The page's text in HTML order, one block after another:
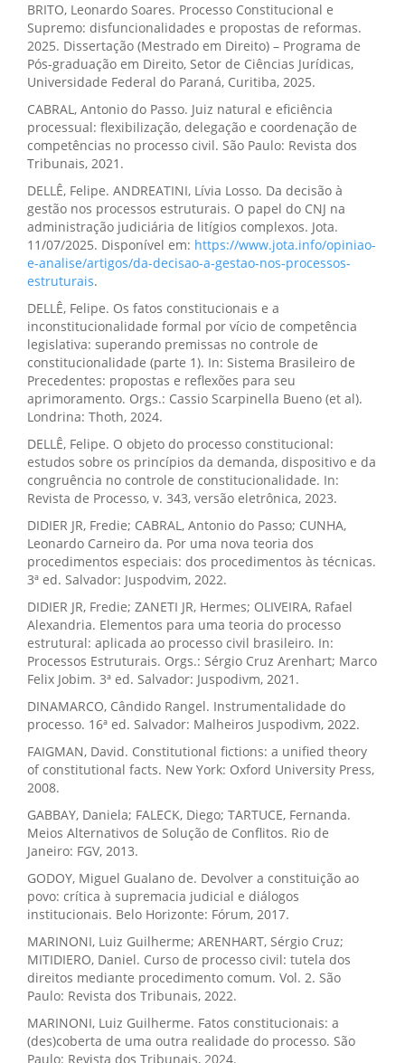
BRITO, Leonardo Soares. Processo Constitucional e
Supremo: disfuncionalidades e propostas de reformas.
2025. Dissertação (Mestrado em Direito) – Programa de
Pós-graduação em Direito, Setor de Ciências Jurídicas,
Universidade Federal do Paraná, Curitiba, 2025.
CABRAL, Antonio do Passo. Juiz natural e eficiência
processual: flexibilização, delegação e coordenação de
competências no processo civil. São Paulo: Revista dos
Tribunais, 2021.
DELLÊ, Felipe. ANDREATINI, Lívia Losso. Da decisão à
gestão nos processos estruturais. O papel do CNJ na
administração judiciária de litígios complexos. Jota.
11/07/2025. Disponível em: https://www.jota.info/opiniao-
e-analise/artigos/da-decisao-a-gestao-nos-processos-
estruturais.
DELLÊ, Felipe. Os fatos constitucionais e a
inconstitucionalidade formal por vício de competência
legislativa: superando premissas no controle de
constitucionalidade (parte 1). In: Sistema Brasileiro de
Precedentes: propostas e reflexões para seu
aprimoramento. Orgs.: Cassio Scarpinella Bueno (et al).
Londrina: Thoth, 2024.
DELLÊ, Felipe. O objeto do processo constitucional:
estudos sobre os princípios da demanda, dispositivo e da
congruência no controle de constitucionalidade. In:
Revista de Processo, v. 343, versão eletrônica, 2023.
DIDIER JR, Fredie; CABRAL, Antonio do Passo; CUNHA,
Leonardo Carneiro da. Por uma nova teoria dos
procedimentos especiais: dos procedimentos às técnicas.
3ª ed. Salvador: Juspodvim, 2022.
DIDIER JR, Fredie; ZANETI JR, Hermes; OLIVEIRA, Rafael
Alexandria. Elementos para uma teoria do processo
estrutural: aplicada ao processo civil brasileiro. In:
Processos Estruturais. Orgs.: Sérgio Cruz Arenhart; Marco
Felix Jobim. 3ª ed. Salvador: Juspodivm, 2021.
DINAMARCO, Cândido Rangel. Instrumentalidade do
processo. 16ª ed. Salvador: Malheiros Juspodivm, 2022.
FAIGMAN, David. Constitutional fictions: a unified theory
of constitutional facts. New York: Oxford University Press,
2008.
GABBAY, Daniela; FALECK, Diego; TARTUCE, Fernanda.
Meios Alternativos de Solução de Conflitos. Rio de
Janeiro: FGV, 2013.
GODOY, Miguel Gualano de. Devolver a constituição ao
povo: crítica à supremacia judicial e diálogos
institucionais. Belo Horizonte: Fórum, 2017.
MARINONI, Luiz Guilherme; ARENHART, Sérgio Cruz;
MITIDIERO, Daniel. Curso de processo civil: tutela dos
direitos mediante procedimento comum. Vol. 2. São
Paulo: Revista dos Tribunais, 2022.
MARINONI, Luiz Guilherme. Fatos constitucionais: a
(des)coberta de uma outra realidade do processo. São
Paulo: Revista dos Tribunais, 2024.